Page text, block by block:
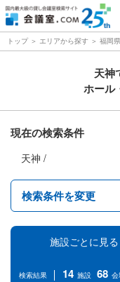
トップ エリアから探す 福岡県
天神
ホール
現在の検索条件
天神
検索条件を変更
天神
施設ごとに見る
検索結果 14 施設 68